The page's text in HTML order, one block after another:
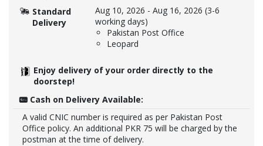
Standard
Delivery
Aug 10, 2026 - Aug 16, 2026 (3-6
working days)
Pakistan Post Office
Leopard
Enjoy delivery of your order directly to the
doorstep!
Cash on Delivery Available:
A valid CNIC number is required as per Pakistan Post
Office policy. An additional PKR 75 will be charged by the
postman at the time of delivery.